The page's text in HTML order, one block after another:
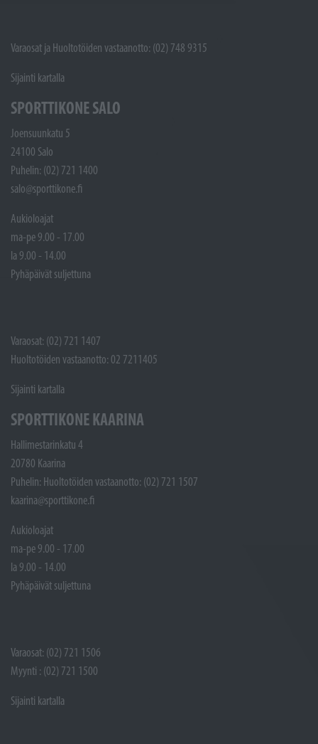
Varaosat ja Huoltotöiden vastaanotto: (02) 748 9315
Sijainti kartalla
SPORTTIKONE SALO
Joensuunkatu 5
24100 Salo
Puhelin: (02) 721 1400
salo@sporttikone.fi
Aukioloajat
ma-pe 9.00 - 17.00
la 9.00 - 14.00
Pyhäpäivät suljettuna
Varaosat: (02) 721 1407
Huoltotöiden vastaanotto: 02 7211405
Sijainti kartalla
SPORTTIKONE KAARINA
Hallimestarinkatu 4
20780 Kaarina
Puhelin: Huoltotöiden vastaanotto: (02) 721 1507
kaarina@sporttikone.fi
Aukioloajat
ma-pe 9.00 - 17.00
la 9.00 - 14.00
Pyhäpäivät suljettuna
Varaosat: (02) 721 1506
Myynti : (02) 721 1500
Sijainti kartalla